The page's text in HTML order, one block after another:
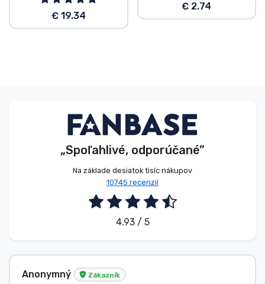
€ 19.34
€ 2.74
„Spoľahlivé, odporúčané”
Na základe desiatok tisíc nákupov
10745 recenzií
4.93 / 5
Anonymný Zákazník